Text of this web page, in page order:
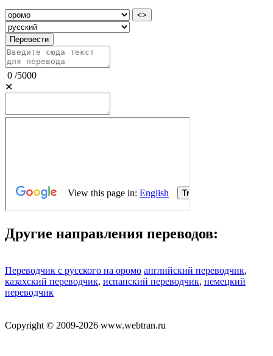
<>
Перевести
0 /5000
✕
Другие направления переводов:
Переводчик с русского на оромо английский переводчик,
казахский переводчик, испанский переводчик, немецкий
переводчик
Copyright © 2009-2026 www.webtran.ru